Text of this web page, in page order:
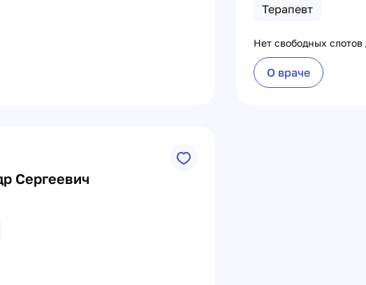
Терапевт
Нет свободных слотов
О враче
Сергеевич